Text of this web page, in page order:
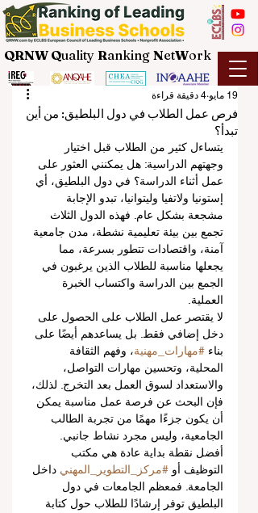
QRNW Quality Ranking NetWork
فرص عمل الطلاب في دول البلطيق: من أين
تبدأ؟
19 مايو 4 دقيقة قراءة
يتساءل كثير من الطلاب قبل اختيار
وجهتهم الدراسية: هل يمكنني العثور على
عمل أثناء الدراسة؟ في دول البلطيق، أي
إستونيا ولاتفيا وليتوانيا، تبدو الإجابة
مشجعة بشكل عام. فهذه الدول الثلاث
تجمع بين بيئة تعليمية نشطة، مدن جامعية
آمنة، واقتصادات تتطور بسرعة، مما
يجعلها مناسبة للطلاب الذين يرغبون في
الجمع بين الدراسة واكتساب الخبرة
العملية.
لا يقتصر عمل الطلاب على الحصول على
دخل إضافي فقط. بل يساعدهم أيضًا على
بناء #مهارات_مهنية، وفهم الثقافة
المحلية، وتحسين مهارات التواصل،
والاستعداد لسوق العمل بعد التخرج. لذلك،
فإن البحث عن فرصة عمل مناسبة يمكن
أن يكون جزءًا مهمًا من تجربة الطالب
الجامعية، وليس مجرد نشاط جانبي.
أفضل نقطة بداية عادة هي مكتب
التوظيف أو #مركز_التطوير_المهني داخل
الجامعة. فمعظم الجامعات في دول
البلطيق توفر إرشادًا للطلاب حول كتابة